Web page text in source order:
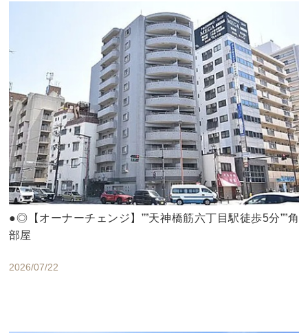
●◎【オーナーチェンジ】””天神橋筋六丁目駅徒歩5分””角
部屋
2026/07/22